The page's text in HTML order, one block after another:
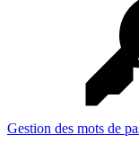
Gestion des mots de